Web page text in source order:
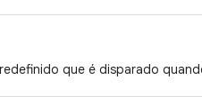
que é disparado